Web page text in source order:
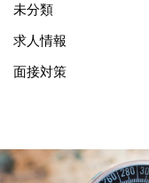
未分類
求人情報
面接対策